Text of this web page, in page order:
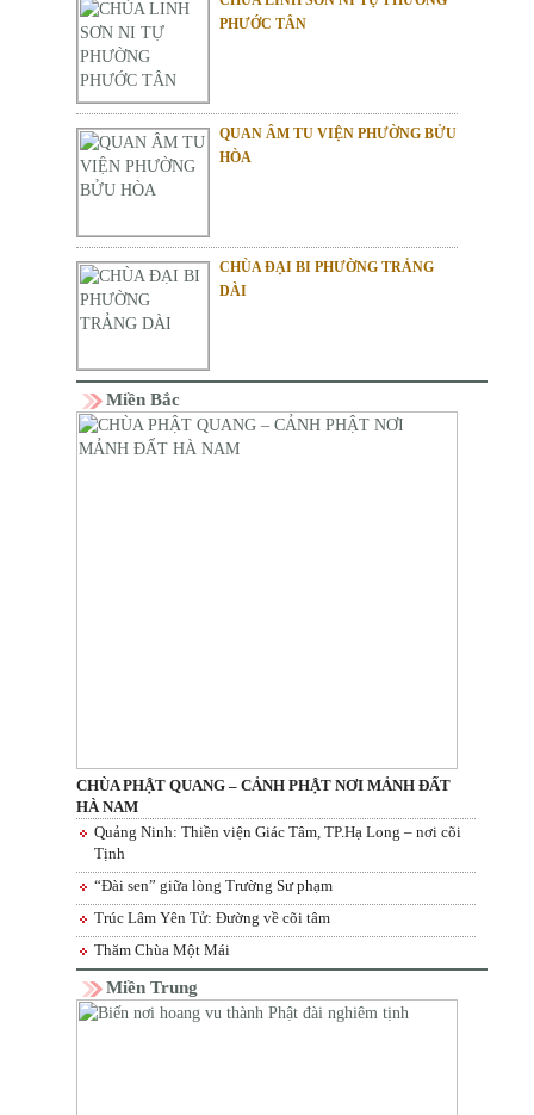
PHƯỚC TÂN
QUAN ÂM TU VIỆN PHƯỜNG BỬU
HÒA
CHÙA ĐẠI BI PHƯỜNG TRẢNG
DÀI
Miền Bắc
CHÙA PHẬT QUANG – CẢNH PHẬT NƠI MẢNH ĐẤT
HÀ NAM
Quảng Ninh: Thiền viện Giác Tâm, TP.Hạ Long – nơi cõi
Tịnh
“Đài sen” giữa lòng Trường Sư phạm
Trúc Lâm Yên Tử: Đường về cõi tâm
Thăm Chùa Một Mái
Miền Trung